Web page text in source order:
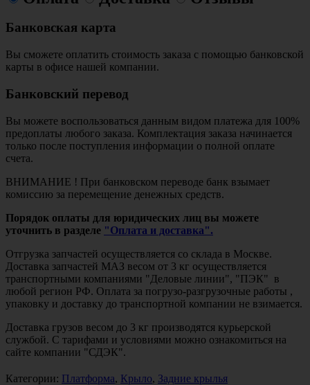
Банковская карта
Вы сможете оплатить стоимость заказа с помощью банковской
карты в офисе нашей компании.
Банковский перевод
Вы можете воспользоваться данным видом платежа для 100%
предоплаты любого заказа. Комплектация заказа начинается
только после поступления информации о полной оплате
счета.
ВНИМАНИЕ ! При банковском переводе банк взымает
комиссию за перемещение денежных средств.
Порядок оплаты для юридических лиц вы можете
уточнить в разделе "Оплата и доставка".
Отгрузка запчастей осуществляется со склада в Москве.
Доставка запчастей МАЗ весом от 3 кг осуществляется
транспортными компаниями "Деловые линии", "ПЭК" в
любой регион РФ. Оплата за погрузо-разгрузочные работы ,
упаковку и доставку до транспортной компании не взимается.
Доставка грузов весом до 3 кг производятся курьерской
службой. С тарифами и условиями можно ознакомиться на
сайте компании "СДЭК".
Категории: Платформа, Крыло, Задние крылья